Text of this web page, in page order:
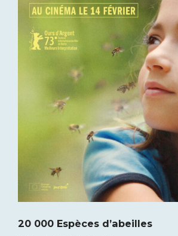
20 000 Espèces d’abeilles